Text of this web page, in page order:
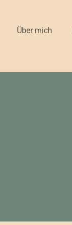
Über mich